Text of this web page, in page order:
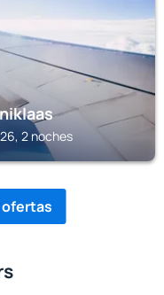
2 noches